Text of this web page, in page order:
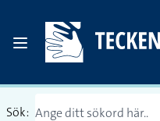
Sök: